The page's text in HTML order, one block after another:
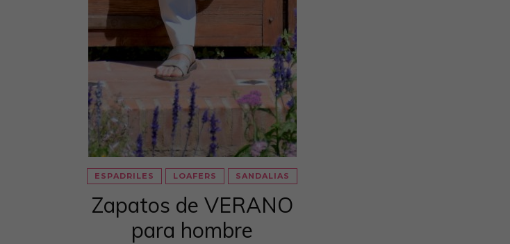
ESPADRILES LOAFERS SANDALIAS
Zapatos de VERANO
para hombre